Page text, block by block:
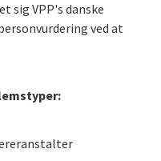
sig VPP's danske
ved at